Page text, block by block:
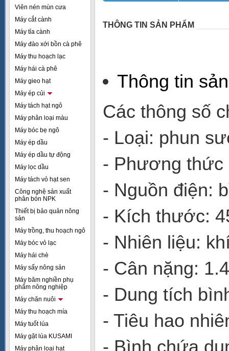
Viên nén mùn cưa
Máy cắt cành
Máy tỉa cành
Máy đào xới bồn cà phê
Máy thu hoạch lạc
Máy hái cà phê
Máy gieo hạt
Máy ép củi
Máy tách hạt ngô
Máy phân loại màu
Máy bóc bẹ ngô
Máy ép dầu
Máy ép dầu tự động
Máy lọc dầu
Máy tách vỏ hạt sen
Công nghệ sản xuất
phân bón NPK
Thiết bị bảo quản nông
sản
Máy trồng, thu hoạch ngô
Máy bóc vỏ lạc
Máy hái chè
Máy sấy nông sản
Máy băm nghiền phụ
phẩm nông nghiệp
Máy chăn nuôi
Máy thu hoạch mía
Máy tuốt lúa
Máy gặt lúa KUSAMI
Máy phân loại hạt
THÔNG TIN SẢN PHẨM
Thông tin
Các thông số
- Loại: phun
- Phương thức
- Nguồn
- Kích thước:
- Nhiên liệu:
- Cân nặng:
- Dung tích
- Tiêu hao
- Bình chứa